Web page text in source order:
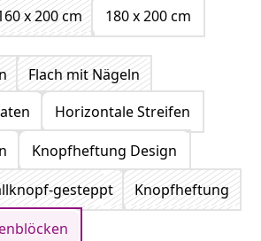
x 200 cm
180 x 200 cm
Flach mit Nägeln
Horizontale Streifen
Knopfheftung Design
gesteppt
Knopfheftung